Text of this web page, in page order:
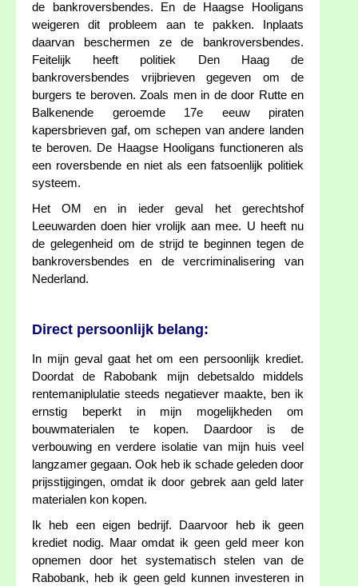
de bankroversbendes. En de Haagse Hooligans
weigeren dit probleem aan te pakken. Inplaats
daarvan beschermen ze de bankroversbendes.
Feitelijk heeft politiek Den Haag de
bankroversbendes vrijbrieven gegeven om de
burgers te beroven. Zoals men in de door Rutte en
Balkenende geroemde 17e eeuw piraten
kapersbrieven gaf, om schepen van andere landen
te beroven. De Haagse Hooligans functioneren als
een roversbende en niet als een fatsoenlijk politiek
systeem.
Het OM en in ieder geval het gerechtshof
Leeuwarden doen hier vrolijk aan mee. U heeft nu
de gelegenheid om de strijd te beginnen tegen de
bankroversbendes en de vercriminalisering van
Nederland.
Direct persoonlijk belang:
In mijn geval gaat het om een persoonlijk krediet.
Doordat de Rabobank mijn debetsaldo middels
rentemaniplulatie steeds negatiever maakte, ben ik
ernstig beperkt in mijn mogelijkheden om
bouwmaterialen te kopen. Daardoor is de
verbouwing en verdere isolatie van mijn huis veel
langzamer gegaan. Ook heb ik schade geleden door
prijsstijgingen, omdat ik door gebrek aan geld later
materialen kon kopen.
Ik heb een eigen bedrijf. Daarvoor heb ik geen
krediet nodig. Maar omdat ik geen geld meer kon
opnemen door het systematisch stelen van de
Rabobank, heb ik geen geld kunnen investeren in